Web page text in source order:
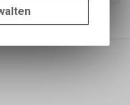
Online-
auf Ihre